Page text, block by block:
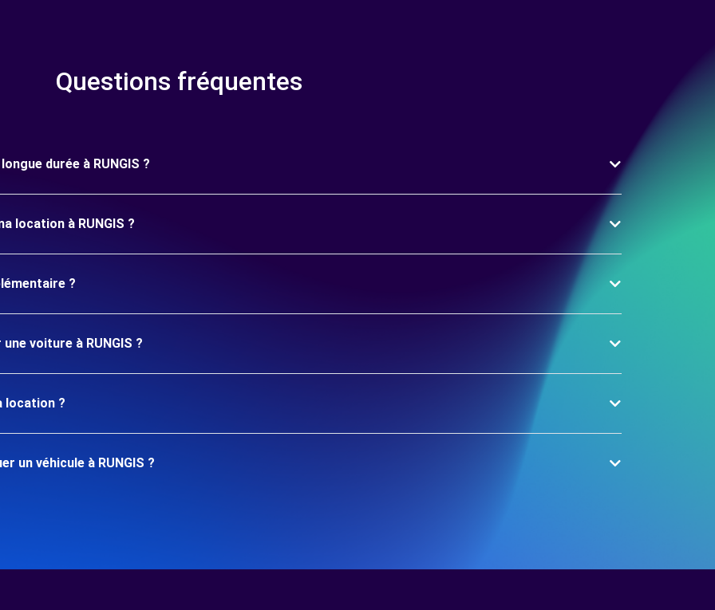
Questions fréquentes
durée à RUNGIS ?
location à RUNGIS ?
?
voiture à RUNGIS ?
location ?
un véhicule à RUNGIS ?